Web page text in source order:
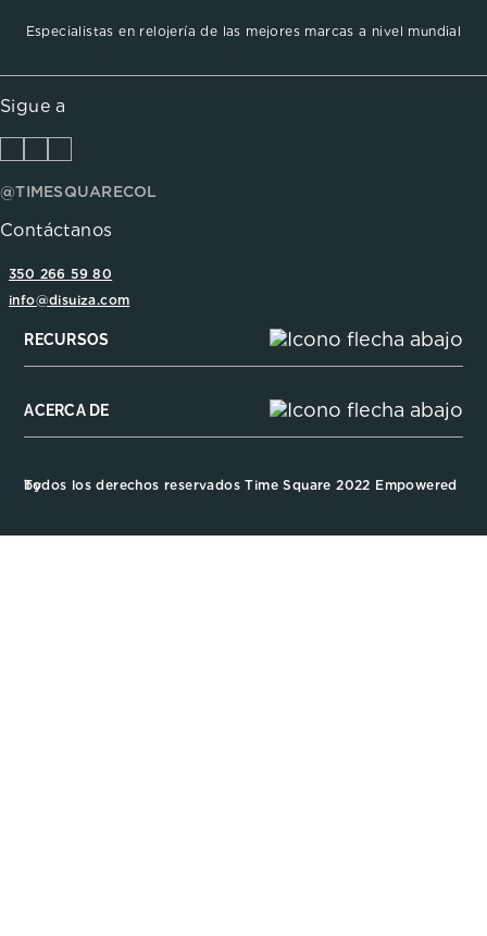
Especialistas en relojería de las mejores marcas a nivel mundial
Sigue a
@TIMESQUARECOL
Contáctanos
350 266 59 80
info@disuiza.com
RECURSOS
ACERCA DE
Todos los derechos reservados Time Square 2022 Empowered by